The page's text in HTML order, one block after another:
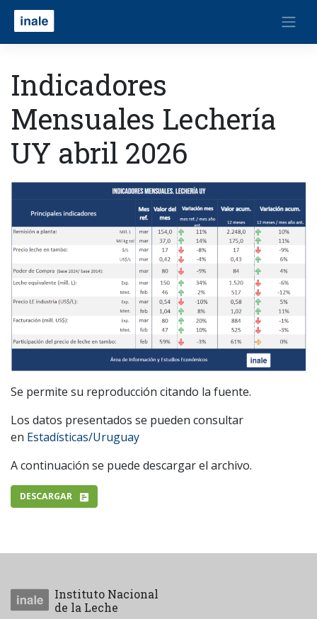
Indicadores
Mensuales Lechería
UY abril 2026
Se permite su reproducción citando la fuente.
Los datos presentados se pueden consultar
en Estadísticas/Uruguay
A continuación se puede descargar el archivo.
DESCARGAR
Instituto Nacional
de la Leche